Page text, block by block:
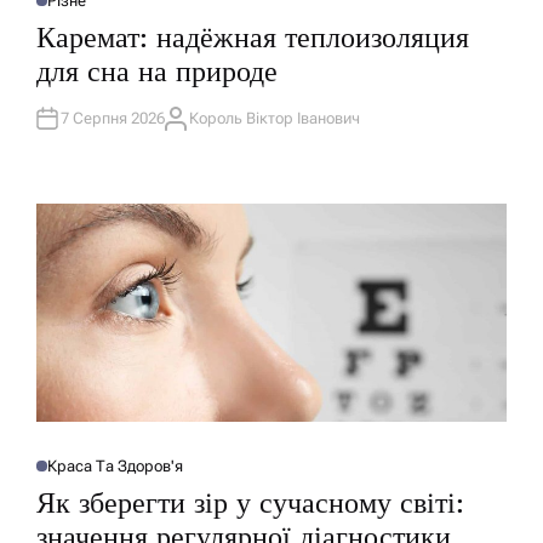
О
Л
І
У
В
Каремат: надёжная теплоизоляция
для сна на природе
7 Серпня 2026А
Король Віктор Іванович
О
У
Л
Краса Та Здоров'я
Як зберегти зір у сучасному світі: